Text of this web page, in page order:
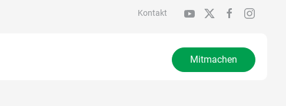
Kontakt
Mitmachen